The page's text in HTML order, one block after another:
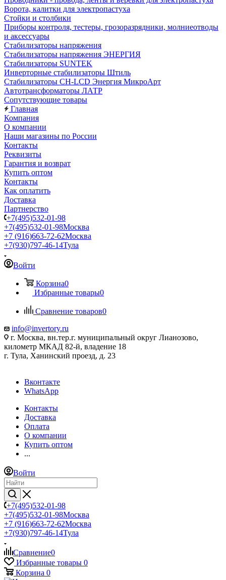
Ворота, калитки для электропастуха
Стойки и столбики
Приборы контроля, тестеры, грозоразрядники, молниеотводы
и аксессуары
Стабилизаторы напряжения
Стабилизаторы напряжения ЭНЕРГИЯ
Стабилизаторы SUNTEK
Инверторные стабилизаторы Штиль
Стабилизаторы СН-LCD Энepгия МикроАрт
Автотрансформаторы ЛАТР
Сопутствующие товары
Главная
Компания
О компании
Наши магазины по России
Контакты
Реквизиты
Гарантия и возврат
Купить оптом
Контакты
Как оплатить
Доставка
Партнерство
+7(495)532-01-98
+7(495)532-01-98Москва
+7 (916)663-72-62Москва
+7(930)797-46-14Тула
Войти
Корзина0
Избранные товары0
Сравнение товаров0
info@invertory.ru
г. Москва, вн.тер.г. муниципальный округ Лианозово,
километр МКАД 82-й, владение 18
г. Тула, Ханинский проезд, д. 23
Вконтакте
WhatsApp
Контакты
Доставка
Оплата
О компании
Купить оптом
...
Войти
+7(495)532-01-98
+7(495)532-01-98Москва
+7 (916)663-72-62Москва
+7(930)797-46-14Тула
Сравнение0
Избранные товары 0
Корзина 0